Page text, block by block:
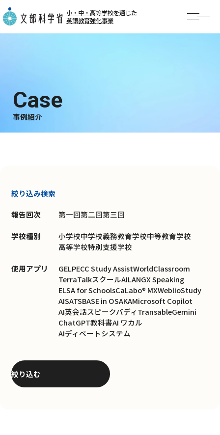
小・中・高等学校を通じた
英語教育強化事業
AI英語勉強会
事例紹介
事例紹介
絞り込み検索
報告回次 第一回第二回第三回
学校種別 小学校中学校義務教育学校中等教育学校
高等学校特別支援学校
使用アプリ GELPECC Study AssistWorldClassroom
TerraTalkスクールAILANGX Speaking
ELSA for SchoolsCaLabo® MXWeblioStudy
AISATSBASE in OSAKAMicrosoft Copilot
AI英会話スピークバディTransableGemini
ChatGPT教科書AI ワカル
AIディベートシステム
絞り込む